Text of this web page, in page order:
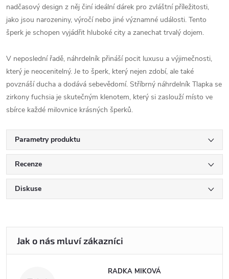
nadčasový design z něj činí ideální dárek pro zvláštní příležitosti,
jako jsou narozeniny, výročí nebo jiné významné události. Tento
šperk je schopen vyjádřit hluboké city a zanechat trvalý dojem.
V neposlední řadě, náhrdelník přináší pocit luxusu a výjimečnosti,
který je neocenitelný. Je to šperk, který nejen zdobí, ale také
povznáší ducha a dodává sebevědomí. Stříbrný náhrdelník Tlapka se
zirkony fuchsia je skutečným klenotem, který si zaslouží místo ve
sbírce každé milovnice krásných šperků.
Parametry produktu
Recenze
Diskuse
RADKA MIKOVÁ